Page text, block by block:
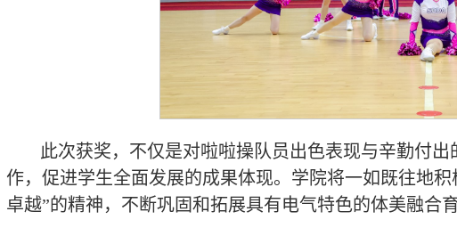
此次获奖，不仅是对啦啦操队员出色表现与辛勤付
作，促进学生全面发展的成果体现。学院将一如既往地
卓越”的精神，不断巩固和拓展具有电气特色的体美融合